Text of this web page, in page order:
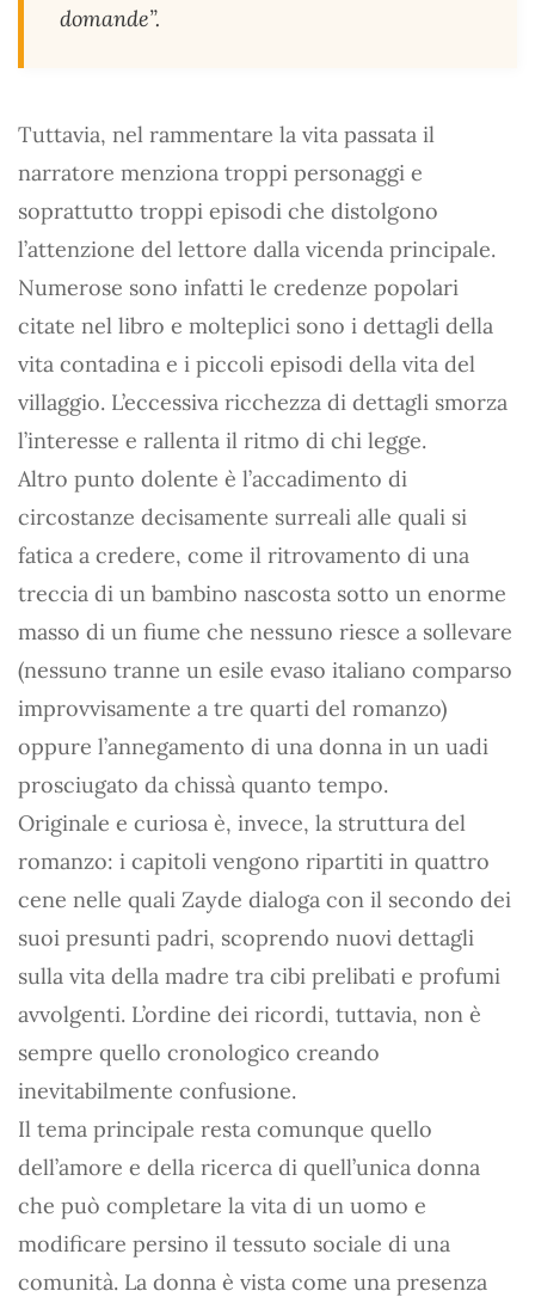
domande”.
Tuttavia, nel rammentare la vita passata il
narratore menziona troppi personaggi e
soprattutto troppi episodi che distolgono
l’attenzione del lettore dalla vicenda principale.
Numerose sono infatti le credenze popolari
citate nel libro e molteplici sono i dettagli della
vita contadina e i piccoli episodi della vita del
villaggio. L’eccessiva ricchezza di dettagli smorza
l’interesse e rallenta il ritmo di chi legge.
Altro punto dolente è l’accadimento di
circostanze decisamente surreali alle quali si
fatica a credere, come il ritrovamento di una
treccia di un bambino nascosta sotto un enorme
masso di un fiume che nessuno riesce a sollevare
(nessuno tranne un esile evaso italiano comparso
improvvisamente a tre quarti del romanzo)
oppure l’annegamento di una donna in un uadi
prosciugato da chissà quanto tempo.
Originale e curiosa è, invece, la struttura del
romanzo: i capitoli vengono ripartiti in quattro
cene nelle quali Zayde dialoga con il secondo dei
suoi presunti padri, scoprendo nuovi dettagli
sulla vita della madre tra cibi prelibati e profumi
avvolgenti. L’ordine dei ricordi, tuttavia, non è
sempre quello cronologico creando
inevitabilmente confusione.
Il tema principale resta comunque quello
dell’amore e della ricerca di quell’unica donna
che può completare la vita di un uomo e
modificare persino il tessuto sociale di una
comunità. La donna è vista come una presenza